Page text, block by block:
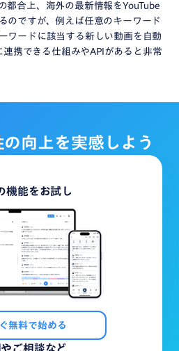
都合上、海外の最新情報をYouTube
のですが、例えば任意のキーワード
ワードに該当する新しい動画を自動
携できる仕組みやAPIがあると非常
の向上 を実感しよう
機能をお試し
無料で始める
ご相談など